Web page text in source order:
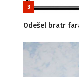
3
Odešel bratr